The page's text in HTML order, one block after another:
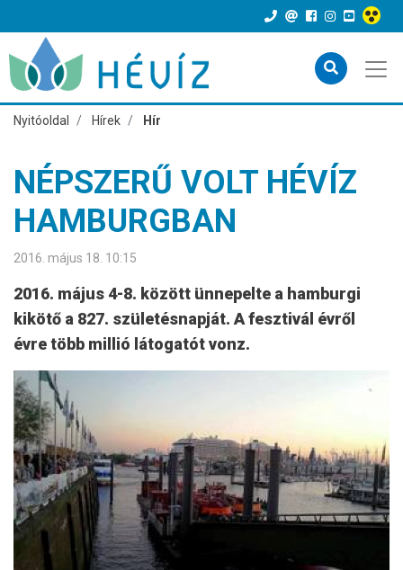
Nyitóoldal Hírek Hír
NÉPSZERŰ VOLT HÉVÍZ
HAMBURGBAN
2016. május 18. 10:15
2016. május 4-8. között ünnepelte a hamburgi
kikötő a 827. születésnapját. A fesztivál évről
évre több millió látogatót vonz.